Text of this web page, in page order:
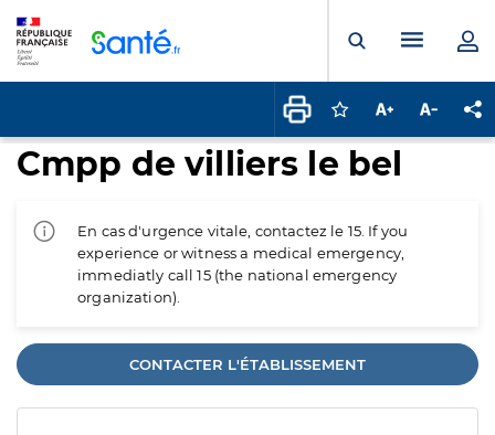
Ouvrir laMenu
Connectez-vous
Augmenter la
Cmpp de villiers le bel
En cas d'urgence vitale, contactez le 15. If you
experience or witness a medical emergency,
immediatly call 15 (the national emergency
organization).
CONTACTER L'ÉTABLISSEMENT